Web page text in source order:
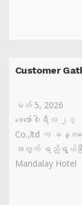
Customer
မတ် 5, 2026
ဖေဖော်ဝါရီလ ၂၃
Co.,ltd က မန္တလ
အတွက် ရည်ရွယ်ပြီး
Mandalay